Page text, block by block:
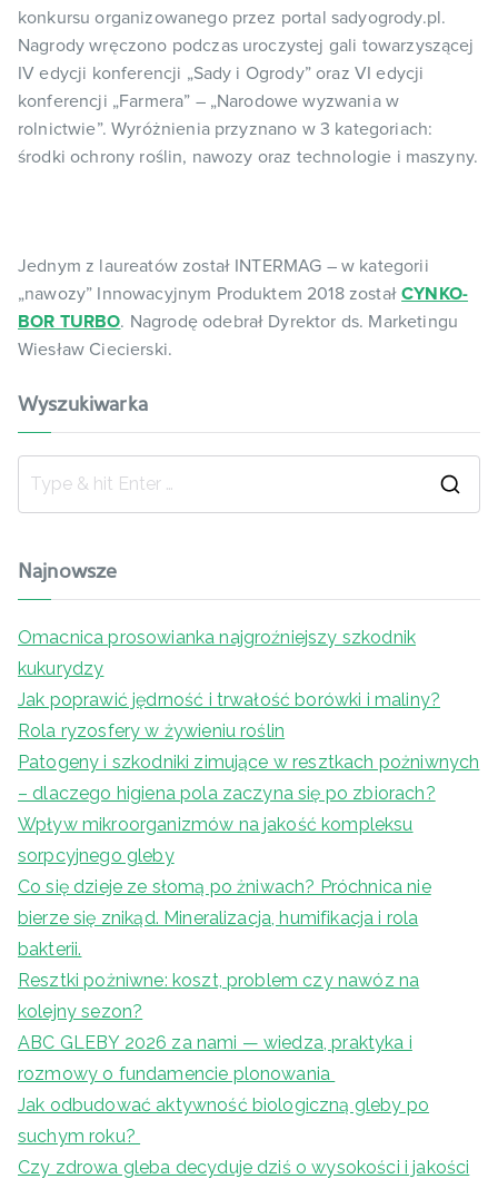
konkursu organizowanego przez portal sadyogrody.pl.
Nagrody wręczono podczas uroczystej gali towarzyszącej
IV edycji konferencji „Sady i Ogrody” oraz VI edycji
konferencji „Farmera” – „Narodowe wyzwania w
rolnictwie”. Wyróżnienia przyznano w 3 kategoriach:
środki ochrony roślin, nawozy oraz technologie i maszyny.
Jednym z laureatów został INTERMAG – w kategorii
„nawozy” Innowacyjnym Produktem 2018 został CYNKO-
BOR TURBO. Nagrodę odebrał Dyrektor ds. Marketingu
Wiesław Ciecierski.
Wyszukiwarka
Najnowsze
Omacnica prosowianka najgroźniejszy szkodnik
kukurydzy
Jak poprawić jędrność i trwałość borówki i maliny?
Rola ryzosfery w żywieniu roślin
Patogeny i szkodniki zimujące w resztkach pożniwnych
– dlaczego higiena pola zaczyna się po zbiorach?
Wpływ mikroorganizmów na jakość kompleksu
sorpcyjnego gleby
Co się dzieje ze słomą po żniwach? Próchnica nie
bierze się znikąd. Mineralizacja, humifikacja i rola
bakterii.
Resztki pożniwne: koszt, problem czy nawóz na
kolejny sezon?
ABC GLEBY 2026 za nami — wiedza, praktyka i
rozmowy o fundamencie plonowania
Jak odbudować aktywność biologiczną gleby po
suchym roku?
Czy zdrowa gleba decyduje dziś o wysokości i jakości